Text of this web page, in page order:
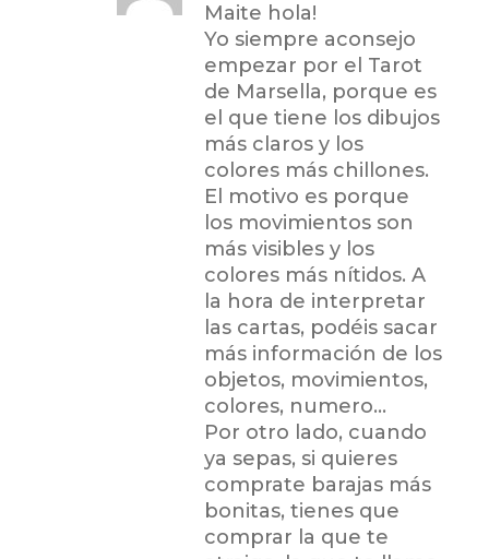
Maite hola!
Yo siempre aconsejo
empezar por el Tarot
de Marsella, porque es
el que tiene los dibujos
más claros y los
colores más chillones.
El motivo es porque
los movimientos son
más visibles y los
colores más nítidos. A
la hora de interpretar
las cartas, podéis sacar
más información de los
objetos, movimientos,
colores, numero…
Por otro lado, cuando
ya sepas, si quieres
comprate barajas más
bonitas, tienes que
comprar la que te